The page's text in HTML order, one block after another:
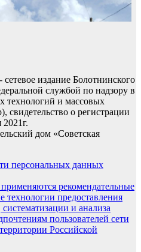
сетевое издание Болотнинского
службой по надзору в
технологий и массовых
свидетельство о регистрации
дом «Советская
персональных данных
рекомендательные
предоставления
и анализа
пользователей сети
Российской